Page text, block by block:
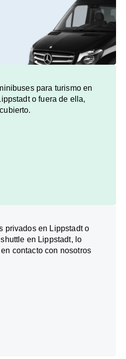
para turismo en
o fuera de ella,
privados en Lippstadt o
en Lippstadt, lo
contacto con nosotros